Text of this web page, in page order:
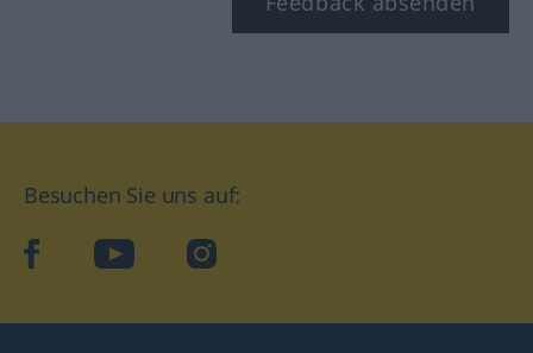
Besuchen Sie uns auf:
facebookYouTube Instagram